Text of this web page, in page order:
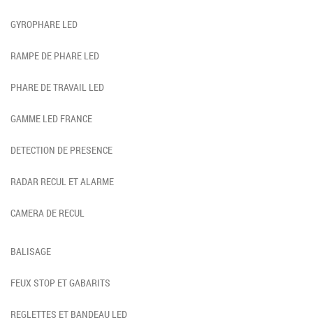
GYROPHARE LED
RAMPE DE PHARE LED
PHARE DE TRAVAIL LED
GAMME LED FRANCE
DETECTION DE PRESENCE
RADAR RECUL ET ALARME
CAMERA DE RECUL
BALISAGE
FEUX STOP ET GABARITS
REGLETTES ET BANDEAU LED